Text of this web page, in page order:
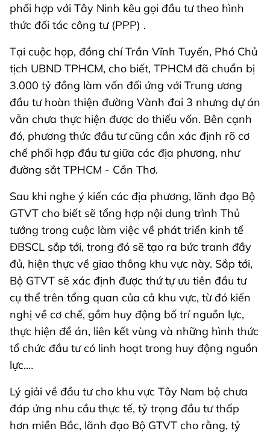
phối hợp với Tây Ninh kêu gọi đầu tư theo hình
thức đối tác công tư (PPP) .
Tại cuộc họp, đồng chí Trần Vĩnh Tuyến, Phó Chủ
tịch UBND TPHCM, cho biết, TPHCM đã chuẩn bị
3.000 tỷ đồng làm vốn đối ứng với Trung ương
đầu tư hoàn thiện đường Vành đai 3 nhưng dự án
vẫn chưa thực hiện được do thiếu vốn. Bên cạnh
đó, phương thức đầu tư cũng cần xác định rõ cơ
chế phối hợp đầu tư giữa các địa phương, như
đường sắt TPHCM - Cần Thơ.
Sau khi nghe ý kiến các địa phương, lãnh đạo Bộ
GTVT cho biết sẽ tổng hợp nội dung trình Thủ
tướng trong cuộc làm việc về phát triển kinh tế
ĐBSCL sắp tới, trong đó sẽ tạo ra bức tranh đầy
đủ, hiện thực về giao thông khu vực này. Sắp tới,
Bộ GTVT sẽ xác định được thứ tự ưu tiên đầu tư
cụ thể trên tổng quan của cả khu vực, từ đó kiến
nghị về cơ chế, gồm huy động bố trí nguồn lực,
thực hiện đề án, liên kết vùng và những hình thức
tổ chức đầu tư có linh hoạt trong huy động nguồn
lực.…
Lý giải về đầu tư cho khu vực Tây Nam bộ chưa
đáp ứng nhu cầu thực tế, tỷ trọng đầu tư thấp
hơn miền Bắc, lãnh đạo Bộ GTVT cho rằng, tỷ